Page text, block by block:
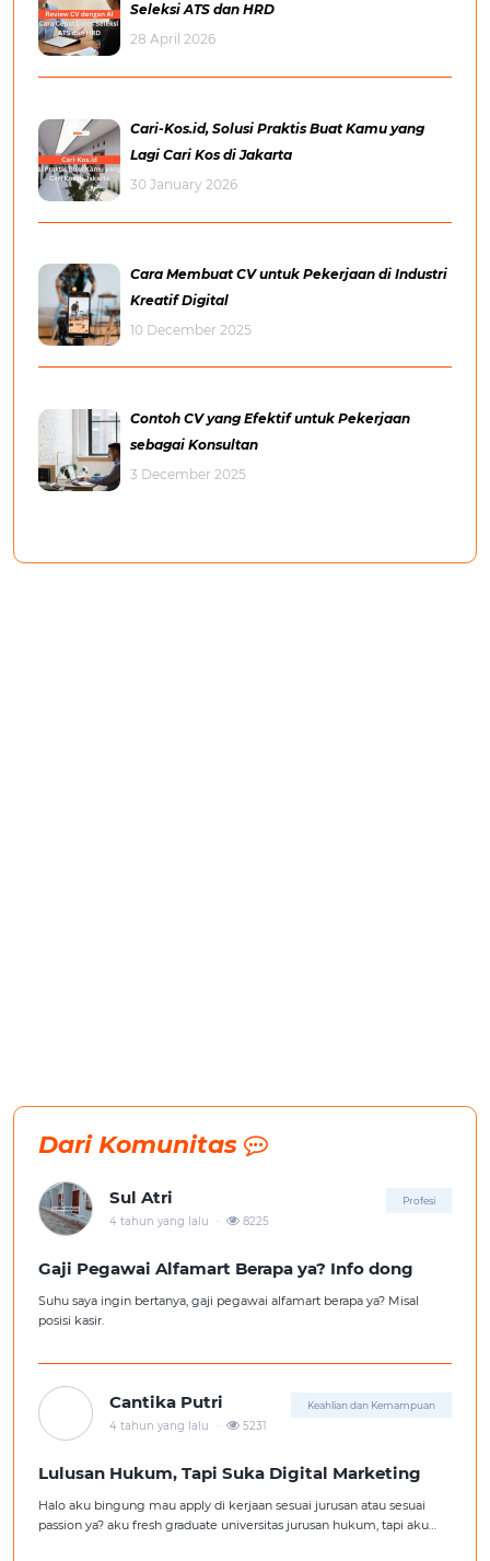
Seleksi ATS dan HRD
28 April 2026
Cari-Kos.id, Solusi Praktis Buat Kamu yang
Lagi Cari Kos di Jakarta
30 January 2026
Cara Membuat CV untuk Pekerjaan di Industri
Kreatif Digital
10 December 2025
Contoh CV yang Efektif untuk Pekerjaan
sebagai Konsultan
3 December 2025
Dari Komunitas
Sul Atri Profesi
4 tahun yang lalu . 8225
Gaji Pegawai Alfamart Berapa ya? Info dong
Suhu saya ingin bertanya, gaji pegawai alfamart berapa ya? Misal
posisi kasir.
Cantika Putri Keahlian dan Kemampuan
4 tahun yang lalu . 5231
Lulusan Hukum, Tapi Suka Digital Marketing
Halo aku bingung mau apply di kerjaan sesuai jurusan atau sesuai
passion ya? aku fresh graduate universitas jurusan hukum, tapi aku